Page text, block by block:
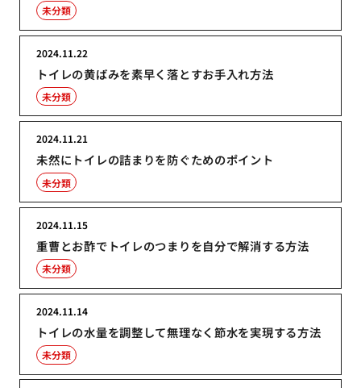
未分類
トイレの黄ばみを素早く落とすお手入れ方法
2024.11.22
未分類
未然にトイレの詰まりを防ぐためのポイント
2024.11.21
未分類
重曹とお酢でトイレのつまりを自分で解消する方法
2024.11.15
未分類
トイレの水量を調整して無理なく節水を実現する方法
2024.11.14
未分類